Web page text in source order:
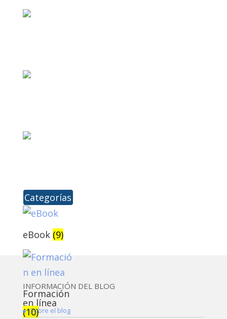
Categorías
eBook (9)
Formación
en línea
(10)
INFORMACIÓN DEL BLOG
Sobre el blog